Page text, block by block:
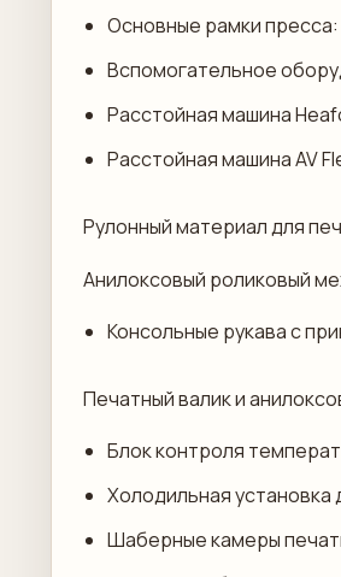
Основные рамки пресса:
Вспомогательное
Расстойная машина
Расстойная машина AV
Рулонный материал для
Анилоксовый роликовый
Консольные рукава с
Печатный валик и
Блок контроля
Холодильная
Шаберные камеры